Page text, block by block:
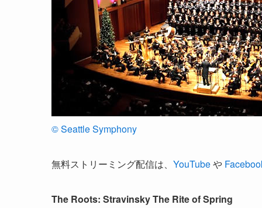
© Seattle Symphony
無料ストリーミング配信は、 YouTubeや
The Roots: Stravinsky The Rite of Spring